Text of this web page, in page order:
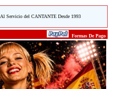
Al Servicio del CANTANTE Desde 1993
Formas De Pago